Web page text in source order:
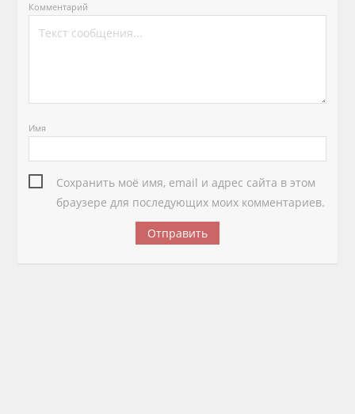
Комментарий
Имя
Сохранить моё имя, email и адрес сайта в этом
браузере для последующих моих комментариев.